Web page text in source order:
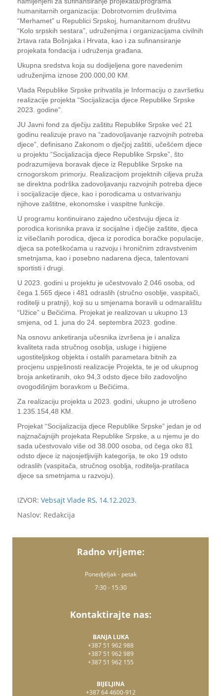
humanitarnih organizacija: Dobrotvornim društvima
“Merhamet” u Republici Srpskoj, humanitarnom društvu
“Kolo srpskih sestara”, udruženjima i organizacijama civilnih
žrtava rata Bošnjaka i Hrvata, kao i za sufinansiranje
projekata fondacija i udruženja građana.
Ukupna sredstva koja su dodijeljena gore navedenim
udruženjima iznose 200.000,00 KM.
Vlada Republike Srpske prihvatila je Informaciju o završetku
realizacije projekta “Socijalizacija djece Republike Srpske
2023. godine”.
JU Javni fond za dječiju zaštitu Republike Srpske već 21
godinu realizuje pravo na “zadovoljavanje razvojnih potreba
djece”, definisano Zakonom o dječjoj zaštiti, učešćem djece
u projektu “Socijalizacija djece Republike Srpske”, što
podrazumijeva boravak djece iz Republike Srpske na
crnogorskom primorju. Realizacijom projektnih ciljeva pruža
se direktna podrška zadovoljavanju razvojnih potreba djece
i socijalizacije djece, kao i porodicama u ostvarivanju
njihove zaštitne, ekonomske i vaspitne funkcije.
U programu kontinuirano zajedno učestvuju djeca iz
porodica korisnika prava iz socijalne i dječije zaštite, djeca
iz višečlanih porodica, djeca iz porodica boračke populacije,
djeca sa poteškoćama u razvoju i hroničnim zdravstvenim
smetnjama, kao i posebno nadarena djeca, talentovani
sportisti i drugi.
U 2023. godini u projektu je učestvovalo 2.046 osoba, od
čega 1.565 djece i 481 odraslih (stručno osoblje, vaspitači,
roditelji u pratnji), koji su u smjenama boravili u odmaralištu
“Užice” u Bečićima. Projekat je realizovan u ukupno 13
smjena, od 1. juna do 24. septembra 2023. godine.
Na osnovu anketiranja učesnika izvršena je i analiza
kvaliteta rada stručnog osoblja, usluge i higijene
ugostiteljskog objekta i ostalih parametara bitnih za
procjenu uspješnosti realizacije Projekta, te je od ukupnog
broja anketiranih, oko 94,3 odsto djece bilo zadovoljno
ovogodišnjim boravkom u Bečićima.
Za realizaciju projekta u 2023. godini, ukupno je utrošeno
1.235.154,48 KM.
Projekat “Socijalizacija djece Republike Srpske” jedan je od
najznačajnijih projekata Republike Srpske, a u njemu je do
sada učestvovalo više od 38.000 osoba, od čega oko 81
odsto djece iz najosjetljivijih kategorija, te oko 19 odsto
odraslih (vaspitača, stručnog osoblja, roditelja-pratilaca
djece sa smetnjama u razvoju).
IZVOR: Vebsajt Vlade RS, 14.12.2023.
Naslov: Redakcija
Radno vrijeme:
Ponedjeljak - petak
7:30 - 15:30
Kontaktirajte nas:
BANJA LUKA
+387 51 962 988
+387 51 962 989
+387 51 962 155
BIJELJINA
+387 64 4600-912